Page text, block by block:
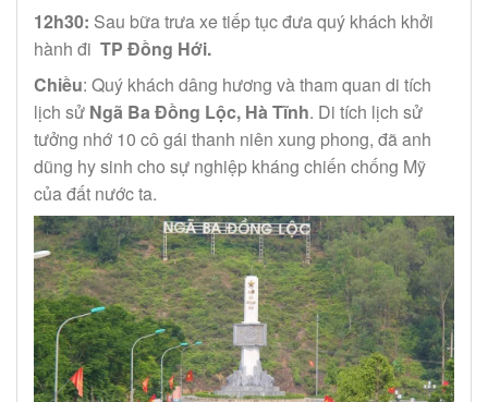
12h30: Sau bữa trưa xe tiếp tục đưa quý khách khởi
hành đi TP Đồng Hới.
Chiều: Quý khách dâng hương và tham quan di tích
lịch sử Ngã Ba Đồng Lộc, Hà Tĩnh. Di tích lịch sử
tưởng nhớ 10 cô gái thanh niên xung phong, đã anh
dũng hy sinh cho sự nghiệp kháng chiến chống Mỹ
của đất nước ta.